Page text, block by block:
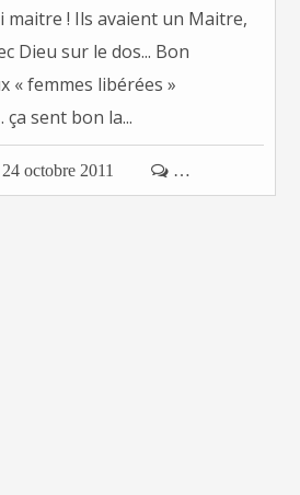
maitre ! Ils avaient un Maitre,
Dieu sur le dos... Bon
« femmes libérées »
sent bon la...
24 octobre 2011  …